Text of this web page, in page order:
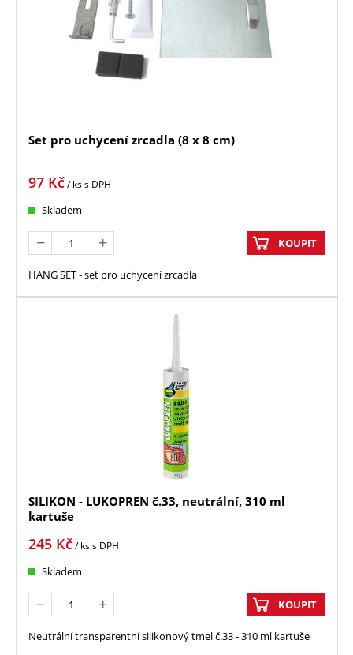
Set pro uchycení zrcadla (8 x 8 cm)
97 Kč/ kss DPH
Skladem
KOUPIT
HANG SET - set pro uchycení zrcadla
SILIKON - LUKOPREN č.33, neutrální, 310 ml
kartuše
245 Kč/ kss DPH
Skladem
KOUPIT
Neutrální transparentní silikonový tmel č.33 - 310 ml kartuše